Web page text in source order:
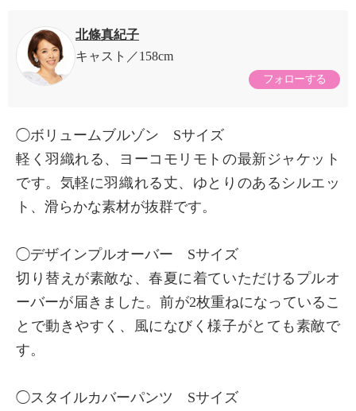
北條真紀子
キャスト
158cm
フォローする
◯ボリュームブルゾン Sサイズ
軽く羽織れる、ヨーコモリモトの最新ジャケット
です。気軽に羽織れる丈、ゆとりのあるシルエッ
ト、滑らかな素材が抜群です。
◯デザインプルオーバー Sサイズ
切り替えが素敵な、春夏に着ていただけるプルオ
ーバーが届きました。前が2枚重ねになっているこ
とで動きやすく、風になびく様子がとても素敵で
す。
◯スタイルカバーパンツ Sサイズ